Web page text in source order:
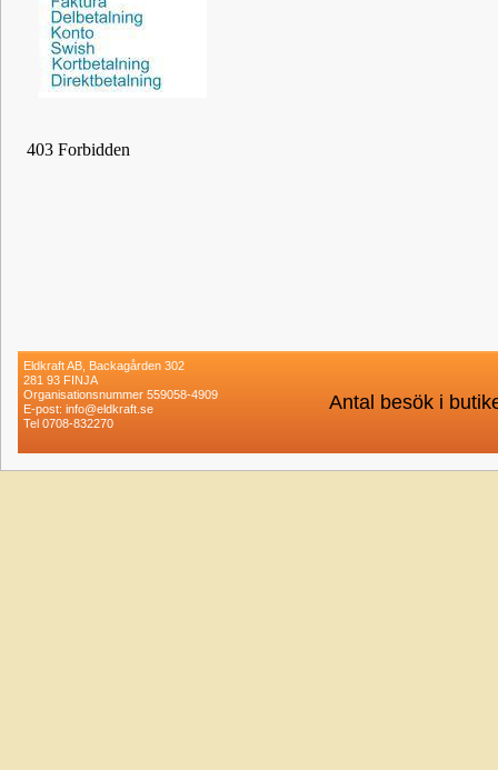
Eldkraft AB, Backagården 302
281 93 FINJA
Organisationsnummer 559058-4909
E-post: info@eldkraft.se
Tel 0708-832270
Antal besök i